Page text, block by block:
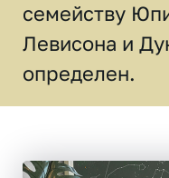
семейству
Левисона и
определен.